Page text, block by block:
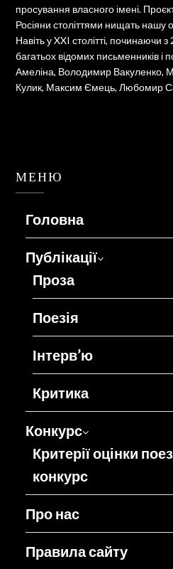
просування власного імені.
Росіяни століттями нищать нашу
Навіть у XXI столітті, починаючи
багатьох відомих письменників і
Амеліна, Володимир Вакуленко,
Кулик, Максим Ємець, Любомир
МЕНЮ
Головна
Публікації
Проза
Поезія
Інтерв’ю
Критика
Конкурс
Критерії оцінки
конкурс
Про нас
Правила сайту